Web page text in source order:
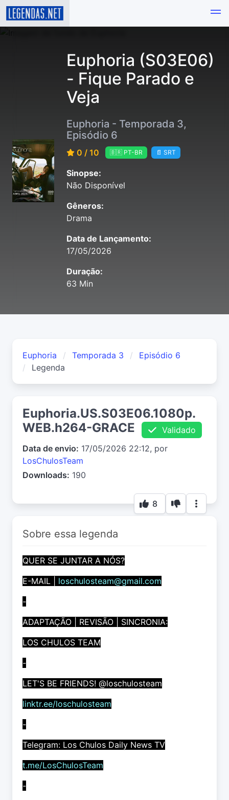
Euphoria (S03E06)
- Fique Parado e
Veja
Euphoria - Temporada 3,
Episódio 6
0 / 10 🇧🇷 PT-BR 📄 SRT
Sinopse:
Não Disponível
Gêneros:
Drama
Data de Lançamento:
17/05/2026
Duração:
63 Min
Euphoria Temporada 3
Episódio 6
Legenda
Euphoria.US.S03E06.1080p.
WEB.h264-GRACE
Validado
Data de envio: 17/05/2026 22:12, por
LosChulosTeam
Downloads: 190
8
Sobre essa legenda
QUER SE JUNTAR A NÓS?
E-MAIL |
loschulosteam@gmail.com
-
ADAPTAÇÃO | REVISÃO | SINCRONIA:
LOS CHULOS TEAM
-
LET'S BE FRIENDS! @loschulosteam
linktr.ee/loschulosteam
-
Telegram: Los Chulos Daily News TV
t.me/LosChulosTeam
-